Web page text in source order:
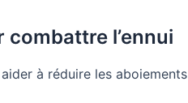
l’ennui
à réduire les aboiements